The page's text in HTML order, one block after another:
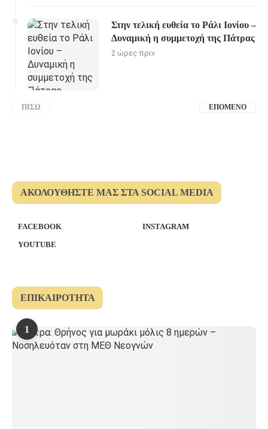
Στην τελική ευθεία το Ράλι Ιονίου –
Δυναμική η συμμετοχή της Πάτρας
2 ώρες πριν
ΠΊΣΩ ΕΠΌΜΕΝΟ
ΑΚΟΛΟΥΘΉΣΤΕ ΜΑΣ ΣΤΑ SOCIAL MEDIA
FACEBOOK
INSTAGRAM
YOUTUBE
ΕΠΙΚΑΙΡΌΤΗΤΑ
1